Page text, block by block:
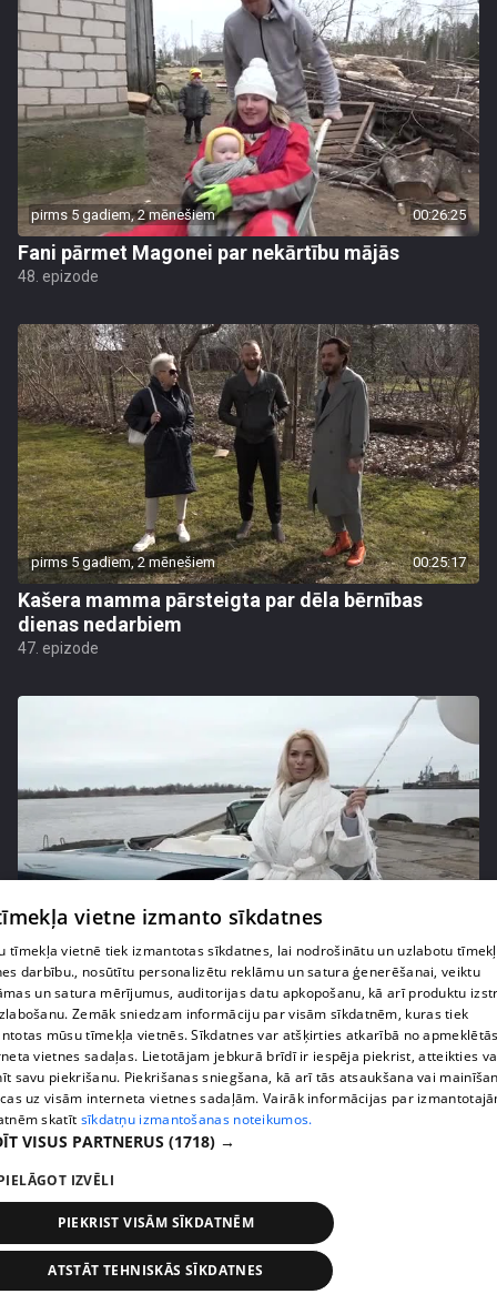
pirms 5 gadiem, 2 mēnešiem 00:26:25
Fani pārmet Magonei par nekārtību mājās
48. epizode
pirms 5 gadiem, 2 mēnešiem 00:25:17
Kašera mamma pārsteigta par dēla bērnības
dienas nedarbiem
47. epizode
pirms 5 gadiem, 2 mēnešiem
Vai Kašera pārsteigums Samantai Tīnai
dzimšanas dienā būs izdevies?
46. epizode
vietne izmanto sīkdatnes
tīmekļa vietnē tiek izmantotas sīkdatnes, lai nodrošinātu un uzlabotu
darbību., nosūtītu personalizētu reklāmu un satura ģenerēšanai, veiktu
un satura mērījumus, auditorijas datu apkopošanu, kā arī produktu
Zemāk sniedzam informāciju par visām sīkdatnēm, kuras tiek
mūsu tīmekļa vietnēs. Sīkdatnes var atšķirties atkarībā no
vietnes sadaļas. Lietotājam jebkurā brīdī ir iespēja piekrist, atteikties
savu piekrišanu. Piekrišanas sniegšana, kā arī tās atsaukšana vai
uz visām interneta vietnes sadaļām. Vairāk informācijas par
skatīt sīkdatņu izmantošanas noteikumos.
VISUS PARTNERUS (1718) →
IZVĒLI
PIEKRIST VISĀM SĪKDATNĒM
ATSTĀT TEHNISKĀS SĪKDATNES